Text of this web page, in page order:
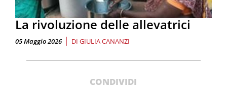
La rivoluzione delle allevatrici
05 Maggio 2026 | DI GIULIA CANANZI
CONDIVIDI